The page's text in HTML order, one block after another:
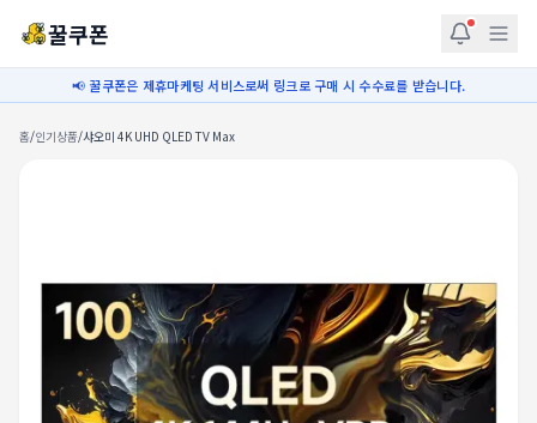
꿀쿠폰
📢 꿀쿠폰은 제휴마케팅 서비스로써 링크로 구매 시 수수료를 받습니다.
홈/인기상품/샤오미 4K UHD QLED TV Max